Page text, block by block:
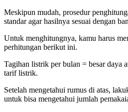
Meskipun mudah, prosedur
standar agar hasilnya sesuai dengan
Untuk menghitungnya, kamu harus
perhitungan berikut ini.
Tagihan listrik per bulan = besar daya
tarif listrik.
Setelah mengetahui rumus di atas,
untuk bisa mengetahui jumlah